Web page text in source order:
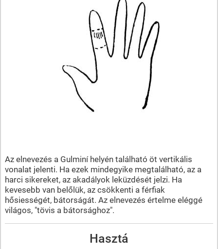
Az elnevezés a Gulminí helyén található öt vertikális
vonalat jelenti. Ha ezek mindegyike megtalálható, az a
harci sikereket, az akadályok leküzdését jelzi. Ha
kevesebb van belőlük, az csökkenti a férfiak
hősiességét, bátorságát. Az elnevezés értelme eléggé
világos, "tövis a bátorsághoz".
Hasztá